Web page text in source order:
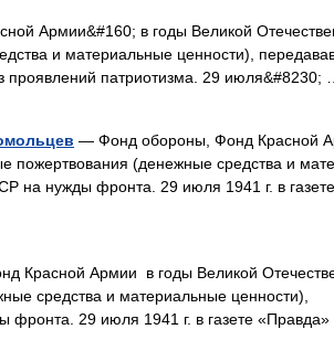
Армии&#160; в годы Великой
и материальные ценности),
патриотизма. 29 июля&#8230; …
— Фонд обороны, Фонд Красной
пожертвования (денежные средства и
на нужды фронта. 29 июля 1941 г. в
Красной Армии в годы Великой
средства и материальные ценности),
29 июля 1941 г. в газете